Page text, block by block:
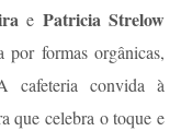
e Patricia Strelow
por formas orgânicas,
cafeteria convida à
que celebra o toque e